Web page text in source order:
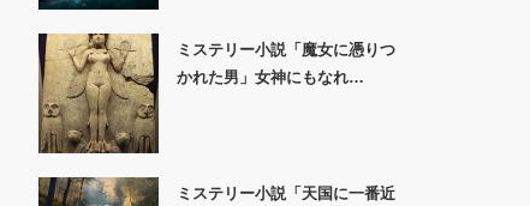
ミステリー小説「魔女に憑りつ
かれた男」女神にもなれ…
ミステリー小説「天国に一番近